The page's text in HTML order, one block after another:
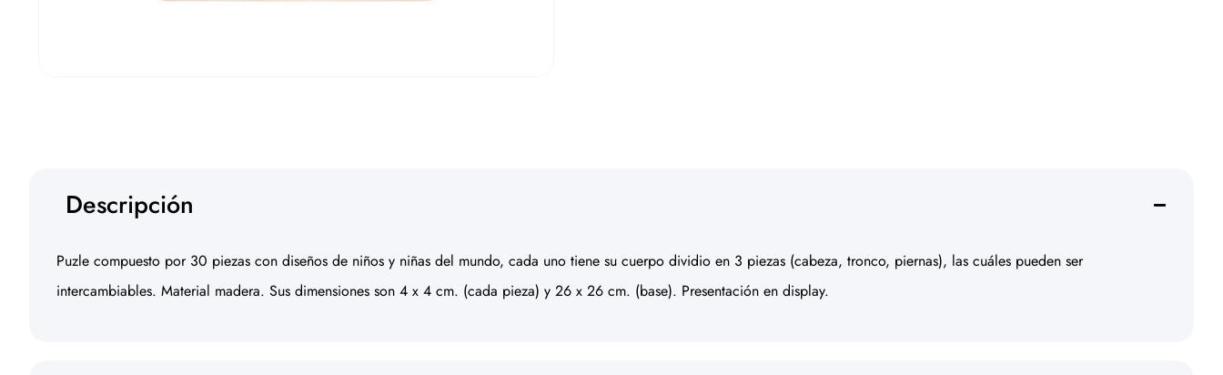
Descripción
Puzle compuesto por 30 piezas con diseños de niños y niñas del mundo, cada uno tiene su cuerpo dividio en 3 piezas (cabeza, tronco, piernas), las cuáles pueden ser
intercambiables. Material madera. Sus dimensiones son 4 x 4 cm. (cada pieza) y 26 x 26 cm. (base). Presentación en display.